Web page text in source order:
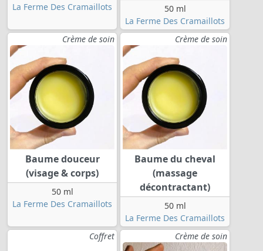
La Ferme Des Cramaillots
50 ml
La Ferme Des Cramaillots
Crème de soin
Baume douceur
(visage & corps)
50 ml
La Ferme Des Cramaillots
Crème de soin
Baume du cheval
(massage
décontractant)
50 ml
La Ferme Des Cramaillots
Coffret
Crème de soin